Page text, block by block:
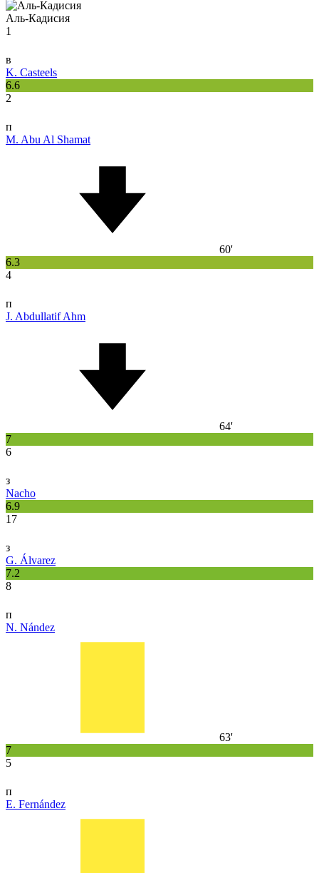
Аль-Кадисия
1
в
K. Casteels
6.6
2
п
M. Abu Al Shamat
60'
6.3
4
п
J. Abdullatif Ahm
64'
7
6
з
Nacho
6.9
17
з
G. Álvarez
7.2
8
п
N. Nández
63'
7
5
п
E. Fernández